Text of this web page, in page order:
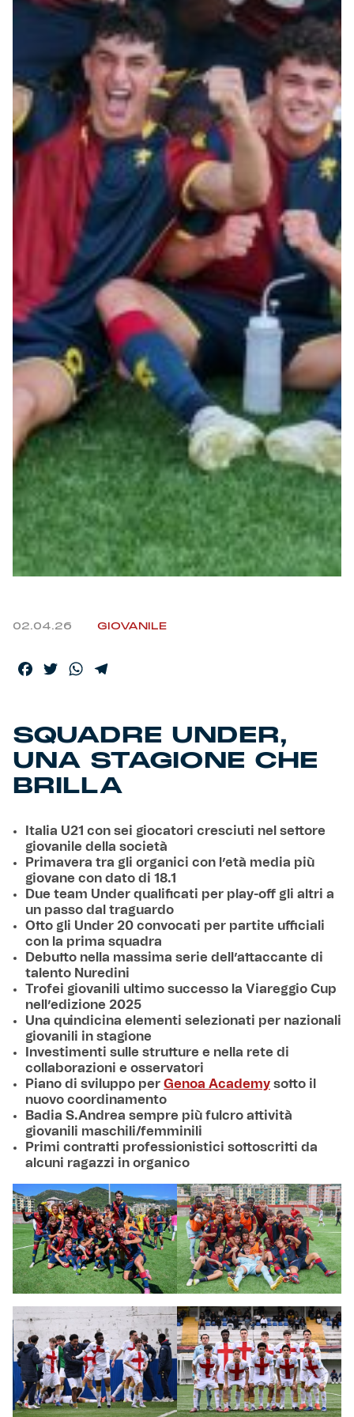
Robe di Kappa x Genoa
Vintage Collection
Red&Blue Voices
Kids
Accessori
Outlet
Caffè Boasi x Genoa
Helan x Genoa
Isolani x Genoa
Gift Card Online Store
Fortissimo batte il mio cuor
02.04.26 GIOVANILE
Facebook
TwitterWhatsApp
SQUADRE UNDER,
UNA STAGIONE CHE
BRILLA
Italia U21 con sei giocatori cresciuti nel settore
giovanile della società
Primavera tra gli organici con l’età media più
giovane con dato di 18.1
Due team Under qualificati per play-off gli altri a
un passo dal traguardo
Otto gli Under 20 convocati per partite ufficiali
con la prima squadra
Debutto nella massima serie dell’attaccante di
talento Nuredini
Trofei giovanili ultimo successo la Viareggio Cup
nell’edizione 2025
Una quindicina elementi selezionati per nazionali
giovanili in stagione
Investimenti sulle strutture e nella rete di
collaborazioni e osservatori
Piano di sviluppo per Genoa Academy sotto il
nuovo coordinamento
Badia S.Andrea sempre più fulcro attività
giovanili maschili/femminili
Primi contratti professionistici sottoscritti da
alcuni ragazzi in organico